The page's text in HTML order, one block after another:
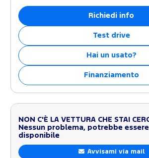
Richiedi info
Test drive
Hai un usato?
Finanziamento
NON C'È LA VETTURA CHE STAI
Nessun problema, potrebbe
disponibile
Avvisami via mail